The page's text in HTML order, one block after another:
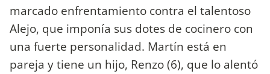
marcado enfrentamiento contra el talentoso
Alejo, que imponía sus dotes de cocinero con
una fuerte personalidad. Martín está en
pareja y tiene un hijo, Renzo (6), que lo alentó